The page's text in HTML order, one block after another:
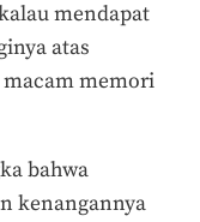
mendapat
atas
macam memori
bahwa
kenangannya